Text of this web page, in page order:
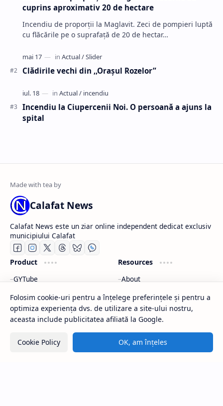
cuprins aproximativ 20 de hectare
Incendiu de proporții la Maglavit. Zeci de pompieri luptă
cu flăcările pe o suprafață de 20 de hectar…
Clădirile vechi din ,,Oraşul Rozelor”
Incendiu la Ciupercenii Noi. O persoană a ajuns la
spital
Calafat News
Calafat News este un ziar online independent dedicat exclusiv
municipiului Calafat
Product
GYTube
WEB CG
Resources
About
Social Media
Meteo
Company
About
Folosim cookie-uri pentru a înțelege preferințele și pentru a
optimiza experiența dvs. de utilizare a site-ului nostru,
aceasta include publicitatea afiliată la Google.
Cookie Policy OK, am înțeles